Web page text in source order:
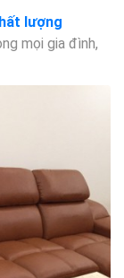
lượng
mọi gia đình,